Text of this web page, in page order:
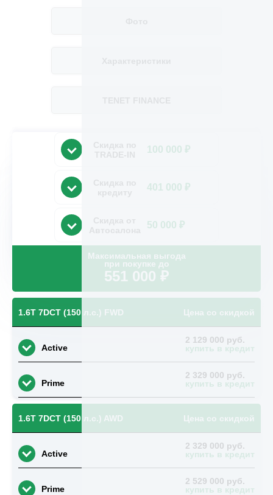
100 000 ₽
401 000 ₽
50 000 ₽
Максимальная выгода
при покупке до
551 000 ₽
1.6T 7DCT (150 л.с.) FWD Цена со скидкой
Active
2 129 000 руб.
купить в кредит
Prime
2 329 000 руб.
купить в кредит
1.6T 7DCT (150 л.с.) AWD Цена со скидкой
Active
2 329 000 руб.
купить в кредит
Prime
2 529 000 руб.
купить в кредит